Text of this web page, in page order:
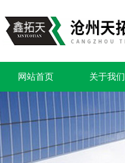
网站首页 关于我们